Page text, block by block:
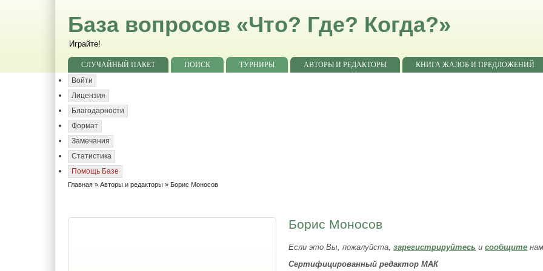
База вопросов «Что? Где? Когда?»
Играйте!
СЛУЧАЙНЫЙ ПАКЕТ ПОИСК ТУРНИРЫ АВТОРЫ И РЕДАКТОРЫ
КНИГА ЖАЛОБ И ПРЕДЛОЖЕНИЙ
Войти
Лицензия
Благодарности
Формат
Замечания
Статистика
Помощь Базе
Главная »Авторы и редакторы » Борис Моносов
Борис Моносов
Если это Вы, пожалуйста,зарегистрируйтесь исообщите
Сертифицированный редактор МАК